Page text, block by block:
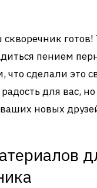
скворечник
пением
что сделали это
для вас,
новых